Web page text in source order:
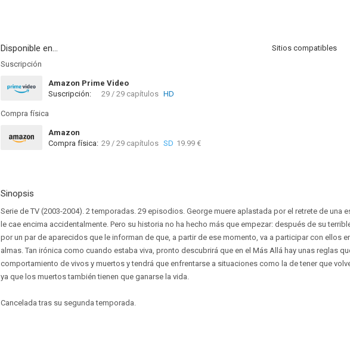
Disponible en...
Sitios compatibles
Suscripción
Amazon Prime Video
Suscripción:
29 / 29 capítulos HD
Compra física
Amazon
Compra física: 29 / 29 capítulos SD 19.99 €
Sinopsis
Serie de TV (2003-2004). 2 temporadas. 29 episodios. George muere aplastada por el retrete de una
le cae encima accidentalmente. Pero su historia no ha hecho más que empezar: después de su
por un par de aparecidos que le informan de que, a partir de ese momento, va a participar con ellos
almas. Tan irónica como cuando estaba viva, pronto descubrirá que en el Más Allá hay unas reglas
comportamiento de vivos y muertos y tendrá que enfrentarse a situaciones como la de tener que
ya que los muertos también tienen que ganarse la vida.
Cancelada tras su segunda temporada.